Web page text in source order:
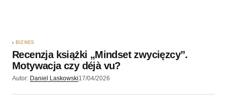
BIZNES
Recenzja książki „Mindset zwycięzcy”.
Motywacja czy déjà vu?
Autor: Daniel Laskowski17/04/2026